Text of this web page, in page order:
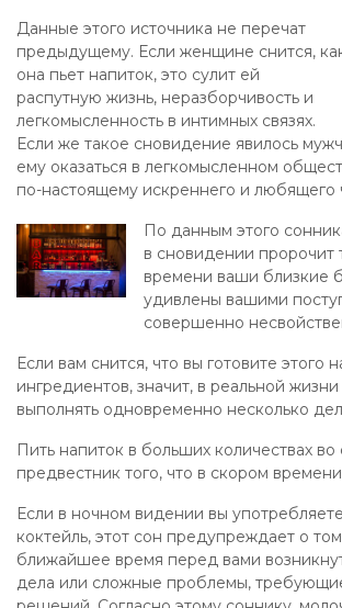
Данные этого источника не перечат
предыдущему. Если женщине снится,
она пьет напиток, это сулит ей
распутную жизнь, неразборчивость и
легкомысленность в интимных связях.
Если же такое сновидение явилось
ему оказаться в легкомысленном
по-настоящему искреннего и любящего
По данным этого
в сновидении пророчит
времени ваши близкие
удивлены вашими
совершенно
Если вам снится, что вы готовите этого
ингредиентов, значит, в реальной
выполнять одновременно несколько
Пить напиток в больших количествах
предвестник того, что в скором
Если в ночном видении вы
коктейль, этот сон предупреждает о
ближайшее время перед вами
дела или сложные проблемы,